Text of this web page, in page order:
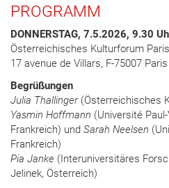
PROGRAMM
DONNERSTAG, 7.5.2026, 9.30
Österreichisches Kulturforum Paris
17 avenue de Villars, F-75007 Paris
Begrüßungen
Julia Thallinger(Österreichisches
Yasmin Hoffmann (Université
Frankreich) und Sarah Neelsen
Frankreich)
Pia Janke (Interuniversitäres
Jelinek, Österreich)